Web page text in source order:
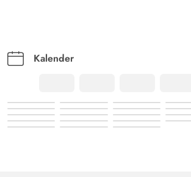
Kalender